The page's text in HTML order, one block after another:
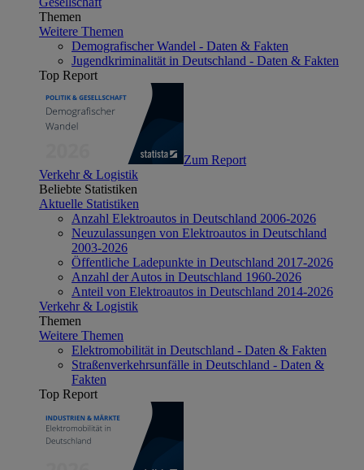
Themen
Weitere Themen
Demografischer Wandel - Daten & Fakten
Jugendkriminalität in Deutschland - Daten & Fakten
Top Report
Zum Report
Verkehr & Logistik
Beliebte Statistiken
Aktuelle Statistiken
Anzahl Elektroautos in Deutschland 2006-2026
Neuzulassungen von Elektroautos in Deutschland
2003-2026
Öffentliche Ladepunkte in Deutschland 2017-2026
Anzahl der Autos in Deutschland 1960-2026
Anteil von Elektroautos in Deutschland 2014-2026
Verkehr & Logistik
Themen
Weitere Themen
Elektromobilität in Deutschland - Daten & Fakten
Straßenverkehrsunfälle in Deutschland - Daten &
Fakten
Top Report